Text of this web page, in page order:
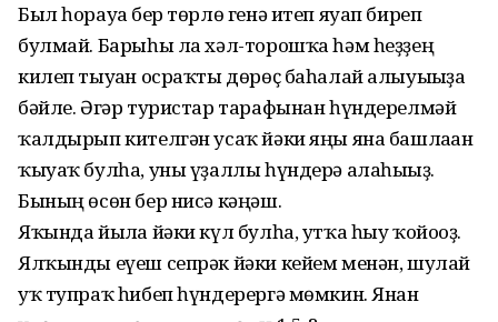
Был һорауға бер төрлө генә итеп яуап биреп
булмай. Барыһы ла хәл-торошҡа һәм һеҙҙең
килеп тыуған осраҡты дөрөҫ баһалай алыуығыҙға
бәйле. Әгәр туристар тарафынан һүндерелмәй
ҡалдырып кителгән усаҡ йәки яңы яна башлаған
ҡыуаҡ булһа, уны үҙаллы һүндерә алаһығыҙ.
Бының өсөн бер нисә кәңәш.
Яҡында йылға йәки күл булһа, утҡа һыу ҡойоғоҙ.
Ялҡынды еүеш сепрәк йәки кейем менән, шулай
уҡ тупраҡ һибеп һүндерергә мөмкин. Янған